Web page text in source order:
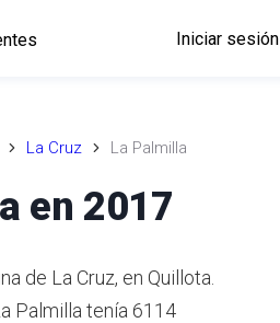
Iniciar sesión
La Cruz La Palmilla
en 2017
de La Cruz, en Quillota.
Palmilla tenía 6114